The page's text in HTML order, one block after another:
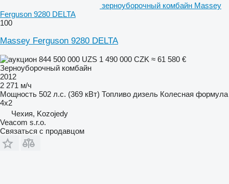
зерноуборочный комбайн Massey
Ferguson 9280 DELTA
100
Massey Ferguson 9280 DELTA
844 500 000 UZS 1 490 000 CZK ≈ 61 580 €
Зерноуборочный комбайн
2012
2 271 м/ч
Мощность 502 л.с. (369 кВт) Топливо дизель Колесная формула
4x2
Чехия, Kozojedy
Veacom s.r.o.
Связаться с продавцом